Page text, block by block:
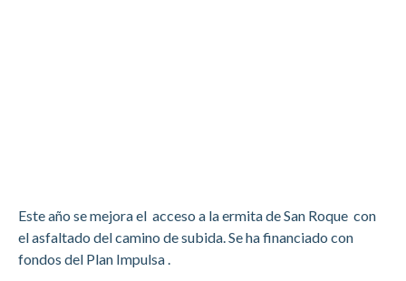
Este año se mejora el acceso a la ermita de San Roque con
el asfaltado del camino de subida. Se ha financiado con
fondos del Plan Impulsa .